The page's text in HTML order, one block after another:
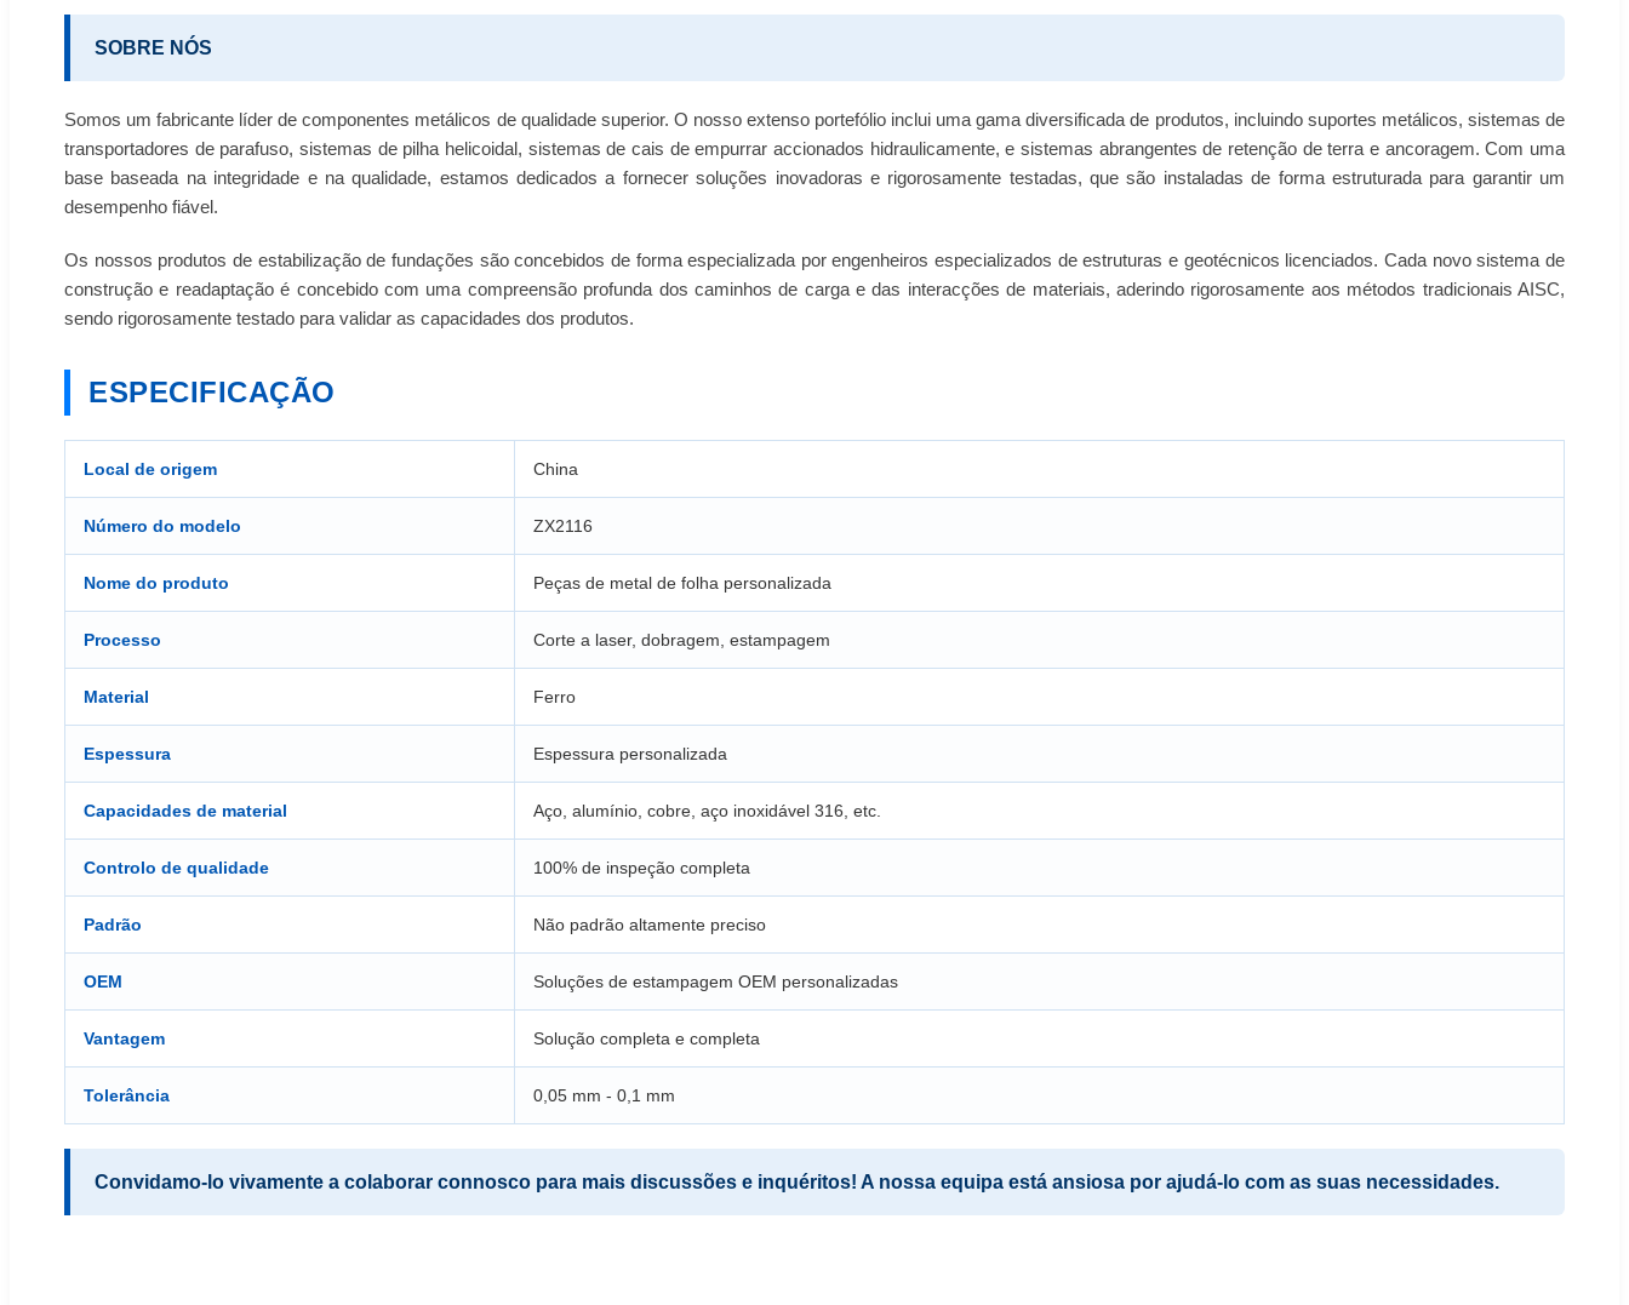
SOBRE NÓS
Somos um fabricante líder de componentes metálicos de qualidade superior. O nosso extenso portefólio inclui uma gama diversificada de produtos, incluindo suportes metálicos, sistemas de
transportadores de parafuso, sistemas de pilha helicoidal, sistemas de cais de empurrar accionados hidraulicamente, e sistemas abrangentes de retenção de terra e ancoragem. Com uma
base baseada na integridade e na qualidade, estamos dedicados a fornecer soluções inovadoras e rigorosamente testadas, que são instaladas de forma estruturada para garantir um
desempenho fiável.
Os nossos produtos de estabilização de fundações são concebidos de forma especializada por engenheiros especializados de estruturas e geotécnicos licenciados. Cada novo sistema de
construção e readaptação é concebido com uma compreensão profunda dos caminhos de carga e das interacções de materiais, aderindo rigorosamente aos métodos tradicionais AISC,
sendo rigorosamente testado para validar as capacidades dos produtos.
ESPECIFICAÇÃO
Local de origem China
Número do modelo ZX2116
Nome do produto Peças de metal de folha personalizada
Processo Corte a laser, dobragem, estampagem
Material Ferro
Espessura Espessura personalizada
Capacidades de material Aço, alumínio, cobre, aço inoxidável 316, etc.
Controlo de qualidade 100% de inspeção completa
Padrão Não padrão altamente preciso
OEM Soluções de estampagem OEM personalizadas
Vantagem Solução completa e completa
Tolerância 0,05 mm - 0,1 mm
Convidamo-lo vivamente a colaborar connosco para mais discussões e inquéritos! A nossa equipa está ansiosa por ajudá-lo com as suas necessidades.